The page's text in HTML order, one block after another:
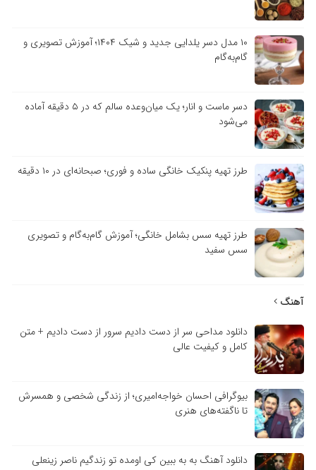
۱۰ مدل دسر یلدایی جدید و شیک ۱۴۰۴؛ آموزش تصویری و
گام‌به‌گام
دسر ماست و انار؛ یک میان‌وعده سالم که در ۵ دقیقه آماده
می‌شود
طرز تهیه پنکیک خانگی ساده و فوری؛ صبحانه‌ای در ۱۰ دقیقه
طرز تهیه سس بشامل خانگی؛ آموزش گام‌به‌گام و تصویری
سس سفید
آهنگ
دانلود مداحی سر از دست دادیم سرور از دست دادیم + متن
کامل و کیفیت عالی
بیوگرافی احسان خواجه‌امیری؛ از زندگی شخصی و همسرش
تا ناگفته‌های هنری
دانلود آهنگ به به ببین کی اومده تو زندگیم ناصر زینعلی